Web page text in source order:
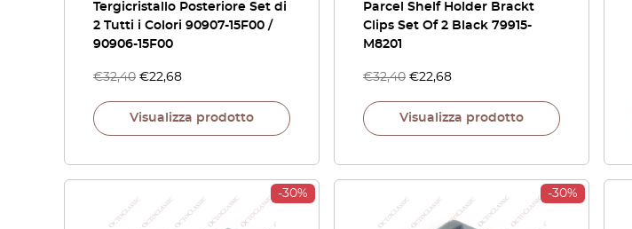
Tergicristallo Posteriore Set di
2 Tutti i Colori 90907-15F00 /
90906-15F00
€32,40 €22,68
Visualizza prodotto
Parcel Shelf Holder Brackt
Clips Set Of 2 Black 79915-
M8201
€32,40 €22,68
Visualizza prodotto
-30% -30%